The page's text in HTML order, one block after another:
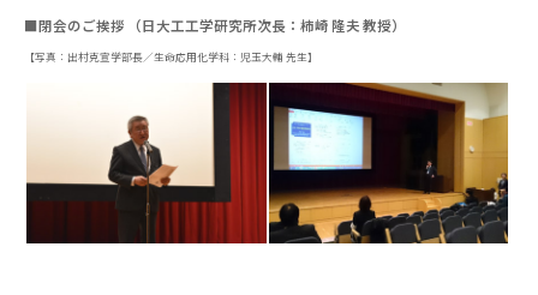
■閉会のご挨拶 （日大工工学研究所次長：柿崎 隆夫 教授）
【写真：出村克宣学部長／生命応用化学科：児玉大輔 先生】